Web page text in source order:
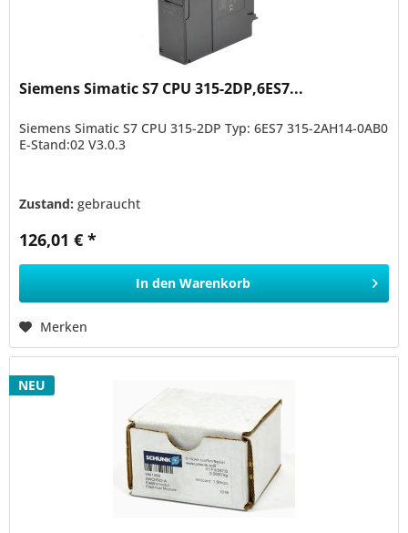
Siemens Simatic S7 CPU 315-2DP,6ES7...
Siemens Simatic S7 CPU 315-2DP Typ: 6ES7 315-2AH14-0AB0
E-Stand:02 V3.0.3
Zustand:gebraucht
126,01 € *
In den Warenkorb
Merken
NEU